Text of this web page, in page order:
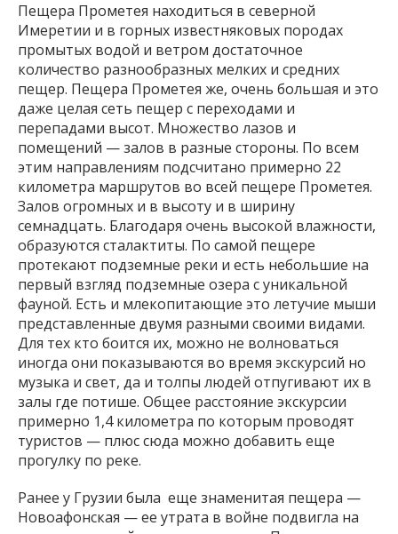
Пещера Прометея находиться в северной
Имеретии и в горных известняковых породах
промытых водой и ветром достаточное
количество разнообразных мелких и средних
пещер. Пещера Прометея же, очень большая и это
даже целая сеть пещер с переходами и
перепадами высот. Множество лазов и
помещений — залов в разные стороны. По всем
этим направлениям подсчитано примерно 22
километра маршрутов во всей пещере Прометея.
Залов огромных и в высоту и в ширину
семнадцать. Благодаря очень высокой влажности,
образуются сталактиты. По самой пещере
протекают подземные реки и есть небольшие на
первый взгляд подземные озера с уникальной
фауной. Есть и млекопитающие это летучие мыши
представленные двумя разными своими видами.
Для тех кто боится их, можно не волноваться
иногда они показываются во время экскурсий но
музыка и свет, да и толпы людей отпугивают их в
залы где потише. Общее расстояние экскурсии
примерно 1,4 километра по которым проводят
туристов — плюс сюда можно добавить еще
прогулку по реке.
Ранее у Грузии была еще знаменитая пещера —
Новоафонская — ее утрата в войне подвигла на